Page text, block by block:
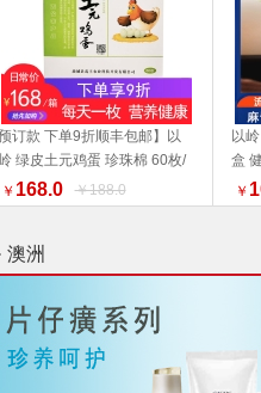
订款 下单9折顺丰包邮】以
绿皮土元鸡蛋 珍珠棉 60枚/
箱【收到货之后尽快至冰箱贮
】福利组合 好物推荐礼盒推
￥ 168.0 ￥188.0
以
盒
好
￥
澳洲